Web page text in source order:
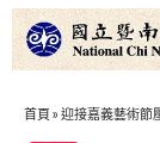
首頁 » 迎接嘉義藝術節